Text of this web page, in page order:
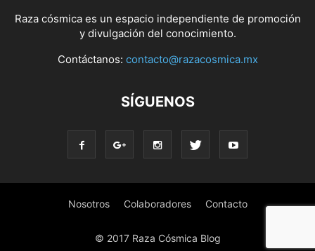
Raza cósmica es un espacio independiente de promoción
y divulgación del conocimiento.
Contáctanos: contacto@razacosmica.mx
SÍGUENOS
Nosotros Colaboradores Contacto
© 2017 Raza Cósmica Blog